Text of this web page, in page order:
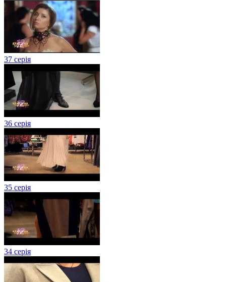
37 серія
36 серія
35 серія
34 серія